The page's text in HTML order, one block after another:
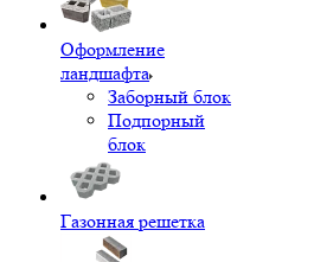
Оформление
ландшафта
Заборный блок
Подпорный
блок
Газонная решетка